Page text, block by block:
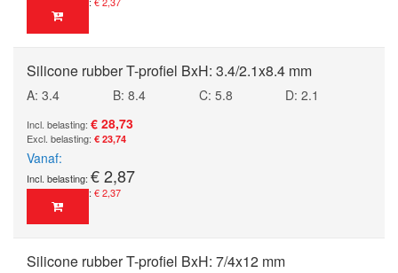
Silicone rubber T-profiel BxH: 3.4/2.1x8.4 mm
A: 3.4 B: 8.4 C: 5.8
D: 2.1
€ 28,73
€ 23,74
Vanaf
€ 2,87
€ 2,37
Silicone rubber T-profiel BxH: 7/4x12 mm